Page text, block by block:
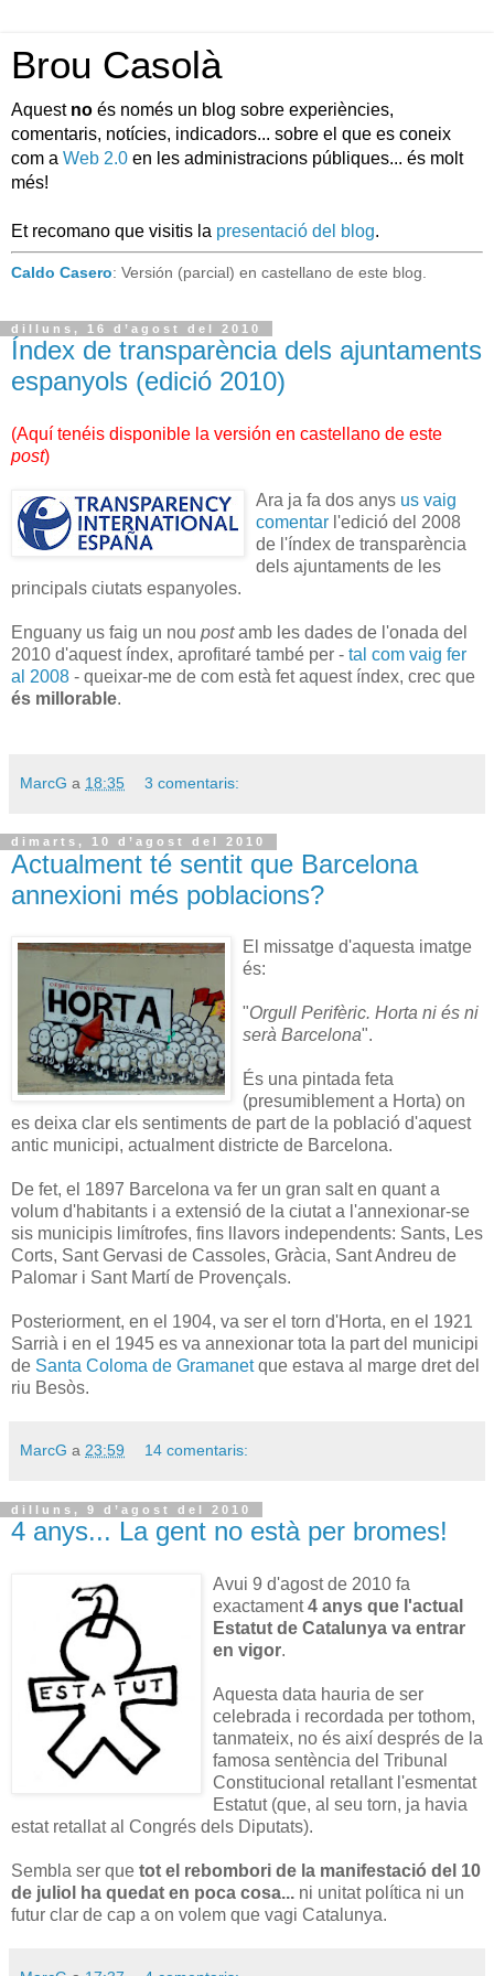
Brou Casolà
Aquest no és només un blog sobre experiències,
comentaris, notícies, indicadors... sobre el que es coneix
com a Web 2.0 en les administracions públiques... és molt
més!
Et recomano que visitis la presentació del blog.
Caldo Casero: Versión (parcial) en castellano de este blog.
dilluns, 16 d’agost del 2010
Índex de transparència dels ajuntaments
espanyols (edició 2010)
(Aquí tenéis disponible la versión en castellano de este
post)
Ara ja fa dos anys us vaig
comentar l'edició del 2008
de l'índex de transparència
dels ajuntaments de les
principals ciutats espanyoles.
Enguany us faig un nou postamb les dades de l'onada del
2010 d'aquest índex, aprofitaré també per - tal com vaig fer
al 2008 - queixar-me de com està fet aquest índex, crec que
és millorable.
MarcG a 18:35 3 comentaris:
dimarts, 10 d’agost del 2010
Actualment té sentit que Barcelona
annexioni més poblacions?
El missatge d'aquesta imatge
és:
"Orgull Perifèric. Horta ni és ni
serà Barcelona".
És una pintada feta
(presumiblement a Horta) on
es deixa clar els sentiments de part de la població d'aquest
antic municipi, actualment districte de Barcelona.
De fet, el 1897 Barcelona va fer un gran salt en quant a
volum d'habitants i a extensió de la ciutat a l'annexionar-se
sis municipis limítrofes, fins llavors independents: Sants, Les
Corts, Sant Gervasi de Cassoles, Gràcia, Sant Andreu de
Palomar i Sant Martí de Provençals.
Posteriorment, en el 1904, va ser el torn d'Horta, en el 1921
Sarrià i en el 1945 es va annexionar tota la part del municipi
de Santa Coloma de Gramanetque estava al marge dret del
riu Besòs.
MarcG a 23:59 14 comentaris:
dilluns, 9 d’agost del 2010
4 anys... La gent no està per bromes!
Avui 9 d'agost de 2010 fa
exactament4 anys que l'actual
Estatut de Catalunya va entrar
en vigor.
Aquesta data hauria de ser
celebrada i recordada per tothom,
tanmateix, no és així després de la
famosa sentència del Tribunal
Constitucional retallant l'esmentat
Estatut (que, al seu torn, ja havia
estat retallat al Congrés dels Diputats).
Sembla ser que tot el rebombori de la manifestació del 10
de juliol ha quedat en poca cosa... ni unitat política ni un
futur clar de cap a on volem que vagi Catalunya.